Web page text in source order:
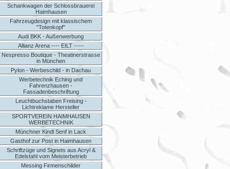
Schankwagen der Schlossbrauerei
Haimhausen
Fahrzeugdesign mit klassischem
"Totenkopf"
Audi BKK - Außenwerbung
Allianz Arena ---- EILT -----
Nespresso Boutique - Theatinerstrasse
in München
Pylon - Werbeschild - in Dachau
Werbetechnik Eching und
Fahrenzhausen -
Fassadenbeschriftung
Leuchtbuchstaben Freising -
Lichtreklame Hersteller
SPORTVEREIN HAIMHAUSEN
WERBETECHNIK
Münchner Kindl Senf in Lack
Gasthof zur Post in Haimhausen
Schriftzüge und Signets aus Acryl &
Edelstahl vom Meisterbetrieb
Messing Firmenschilder